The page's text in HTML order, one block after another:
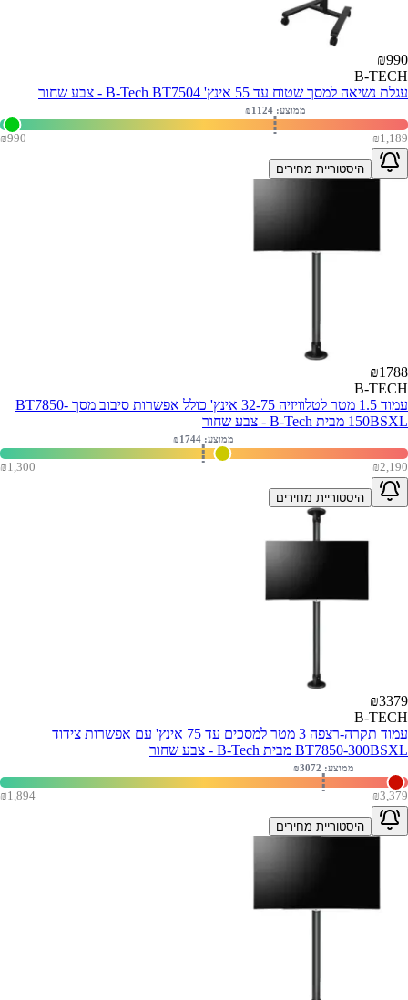
₪990
B-TECH
עגלת נשיאה למסך שטוח עד 55 אינץ' B-Tech BT7504 - צבע שחור
₪990 ₪1,189
ממוצע: ₪1124
היסטוריית מחירים
₪1788
B-TECH
עמוד 1.5 מטר לטלוויזיה 32-75 אינץ' כולל אפשרות סיבוב מסך BT7850-
150BSXL מבית B-Tech - צבע שחור
₪1,300 ₪2,190
ממוצע: ₪1744
היסטוריית מחירים
₪3379
B-TECH
עמוד תקרה-רצפה 3 מטר למסכים עד 75 אינץ' עם אפשרות צידוד
BT7850-300BSXL מבית B-Tech - צבע שחור
₪1,894 ₪3,379
ממוצע: ₪ 3072
היסטוריית מחירים